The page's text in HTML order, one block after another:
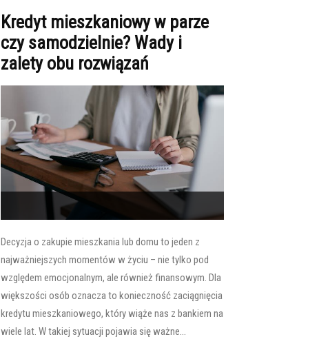
Kredyt mieszkaniowy w parze
czy samodzielnie? Wady i
zalety obu rozwiązań
Decyzja o zakupie mieszkania lub domu to jeden z
najważniejszych momentów w życiu – nie tylko pod
względem emocjonalnym, ale również finansowym. Dla
większości osób oznacza to konieczność zaciągnięcia
kredytu mieszkaniowego, który wiąże nas z bankiem na
wiele lat. W takiej sytuacji pojawia się ważne...